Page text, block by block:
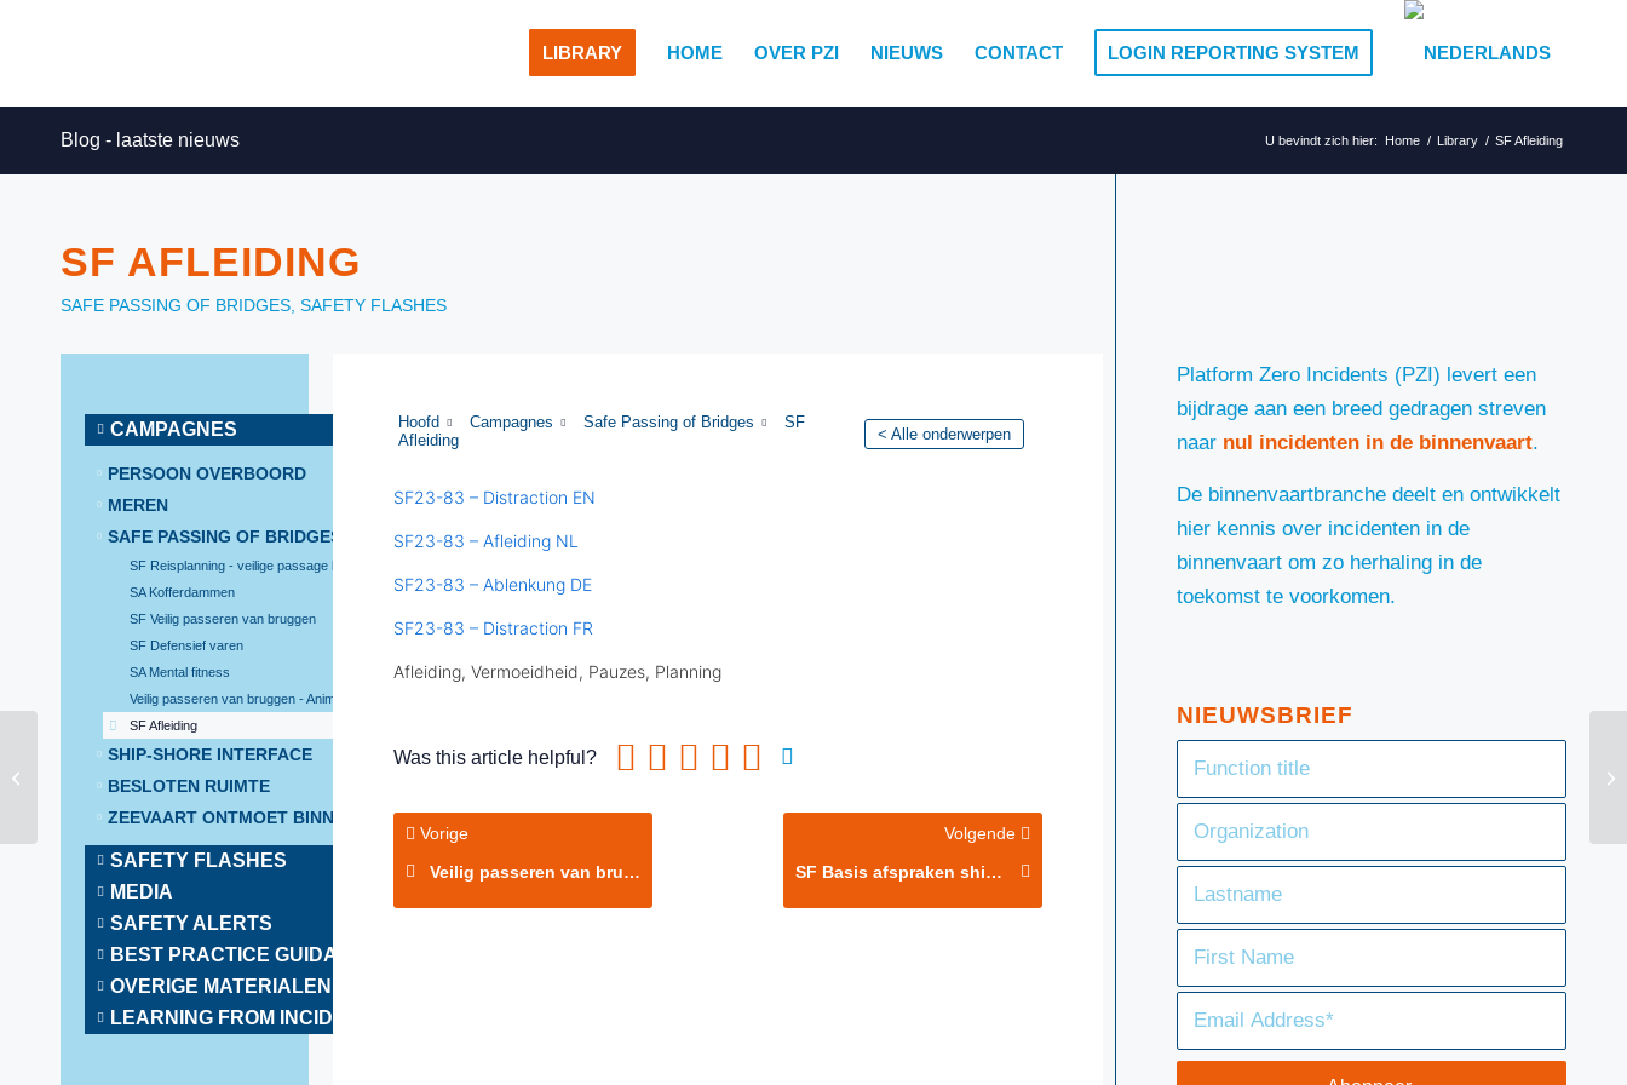
LIBRARY HOME OVER PZI NIEUWS CONTACT LOGIN REPORTING SYSTEM
Blog - laatste nieuws U bevindt zich hier: Home / Library / SF Afleiding
SF AFLEIDING
SAFE PASSING OF BRIDGES, SAFETY FLASHES
CAMPAGNES
PERSOON OVERBOORD
MEREN
SAFE PASSING OF BRIDGES
SF Reisplanning - veilige passage brug
SA Kofferdammen
SF Veilig passeren van bruggen
SF Defensief varen
SA Mental fitness
Veilig passeren van bruggen - Animatie
SF Afleiding
SHIP-SHORE INTERFACE
BESLOTEN RUIMTE
ZEEVAART ONTMOET BINNENVAART
SAFETY FLASHES
MEDIA
SAFETY ALERTS
BEST PRACTICE GUIDANCE
OVERIGE MATERIALEN
LEARNING FROM INCIDENTS
Hoofd Campagnes Safe Passing of Bridges
SF
Afleiding
< Alle onderwerpen
SF23-83 – Distraction EN
SF23-83 – Afleiding NL
SF23-83 – Ablenkung DE
SF23-83 – Distraction FR
Afleiding, Vermoeidheid, Pauzes, Planning
Was this article helpful?
Vorige
Veilig passeren van bruggen – Animatie
Volgende
SF Basis afspraken ship-shore
Platform Zero Incidents (PZI) levert een
bijdrage aan een breed gedragen streven
naar nul incidenten in de binnenvaart.
De binnenvaartbranche deelt en ontwikkelt
hier kennis over incidenten in de
binnenvaart om zo herhaling in de
toekomst te voorkomen.
NIEUWSBRIEF
SF Defensief varen